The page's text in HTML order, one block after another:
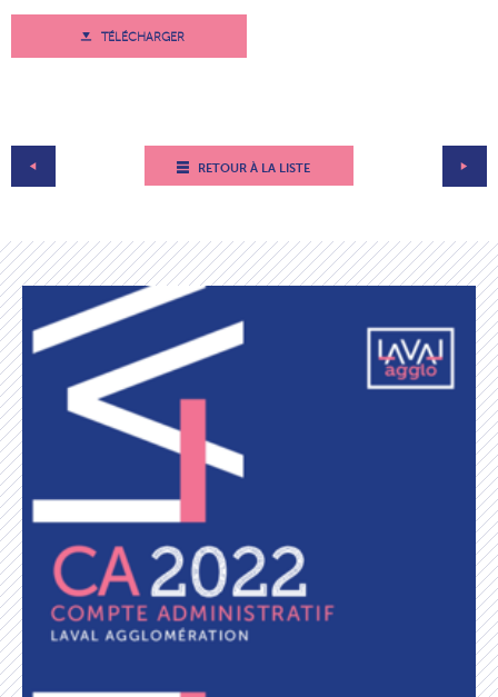
TÉLÉCHARGER
RETOUR À LA LISTE